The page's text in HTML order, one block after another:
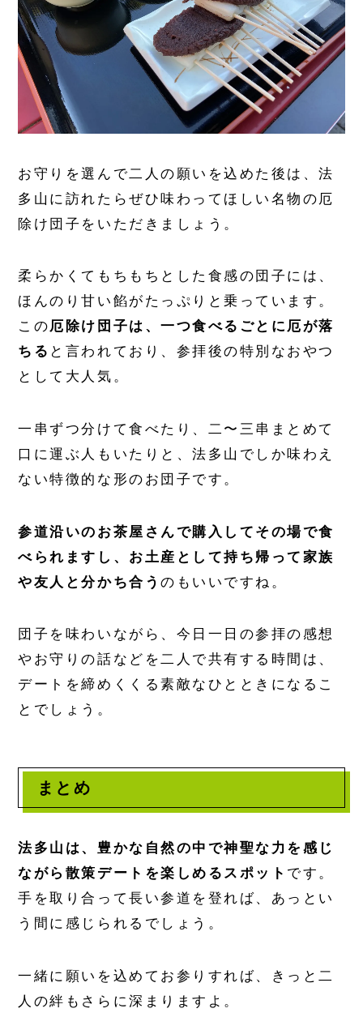
お守りを選んで二人の願いを込めた後は、法
多山に訪れたらぜひ味わってほしい名物の厄
除け団子をいただきましょう。
柔らかくてもちもちとした食感の団子には、
ほんのり甘い餡がたっぷりと乗っています。
この厄除け団子は、一つ食べるごとに厄が落
ちる と言われており、参拝後の特別なおやつ
として大人気。
一串ずつ分けて食べたり、二〜三串まとめて
口に運ぶ人もいたりと、法多山でしか味わえ
ない特徴的な形のお団子です。
参道沿いのお茶屋さんで購入してその場で食
べられますし、お土産として持ち帰って家族
や友人と分かち合うのもいいですね。
団子を味わいながら、今日一日の参拝の感想
やお守りの話などを二人で共有する時間は、
デートを締めくくる素敵なひとときになるこ
とでしょう。
まとめ
法多山は、豊かな自然の中で神聖な力を感じ
ながら散策デートを楽しめるスポット です。
手を取り合って長い参道を登れば、あっとい
う間に感じられるでしょう。
一緒に願いを込めてお参りすれば、きっと二
人の絆もさらに深まりますよ。